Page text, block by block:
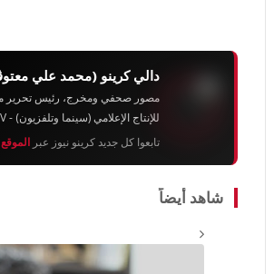
دالي كرينو (محمد علي
مصور صحفي ومخرج، رئيس تحرير
للإنتاج الإعلامي (سينما وتلفزيون) - CarinoTV
تابعوا كل جديد كرينو نيوز عبر الموقع
شاهد أيضاً